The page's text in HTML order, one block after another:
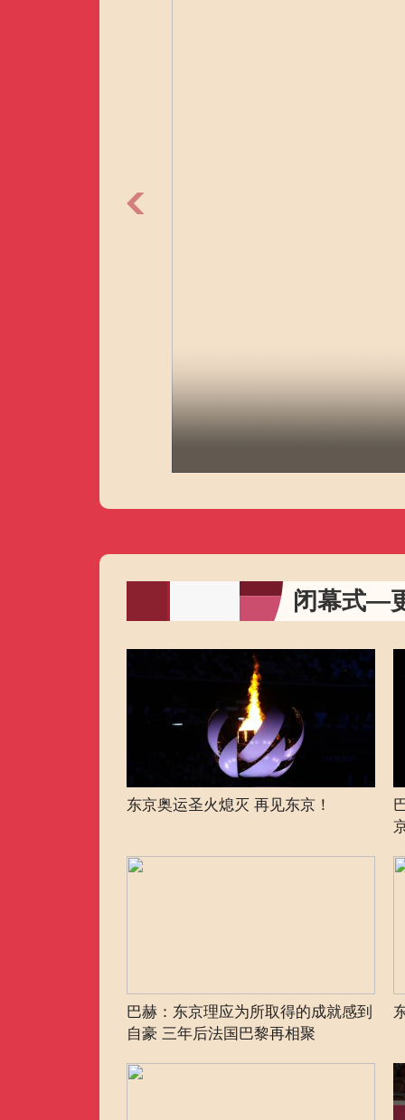
闭幕式—
东京奥运圣火熄灭 再见东京！
巴赫：东京理应为所取得的成就感到
自豪 三年后法国巴黎再相聚